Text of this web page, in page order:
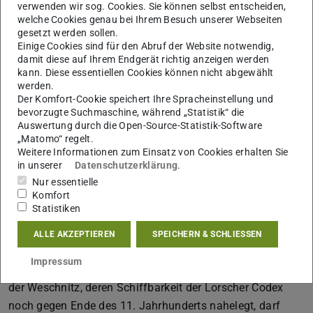
Dabei wurde das kanuartige Boot, dessen Rumpf aus
einem einzigen Baumstamm gefertigt wurde, wenige
hundert Meter südlich der Wattenheimer Brücke bei
Lorsch unterschiedlichen Tests unterzogen. Man prüfte
verschiedenste Aspekte, wie dessen Fahrstabilität, seiner
Navigierbarkeit durch verschiedene und kombinierte
Antriebsarten wie Staken und Paddeln sowie auch den
dazu notwendige Kraftaufwand unter Einbezug der
Ladungskapazität und der Strömungsgeschwindigkeit.
Ein Zentrum (früh-)mittelalterlicher Grundherrschaft, das
wie das Kloster Lorsch zahlreiche verstreute Besitzungen
im alten Reich hatte, benötigte eine entsprechend gute
Transportinfrastruktur. Die Rolle eines Wasserweges wie
der Weschnitz, deren Schiffbarkeit der Lorscher Codex
noch gegen Ende des 11. Jahrhunderts nahelegt, darf
verwenden wir sog. Cookies. Sie können selbst entscheiden,
welche Cookies genau bei Ihrem Besuch unserer Webseiten
gesetzt werden sollen.
Einige Cookies sind für den Abruf der Website notwendig,
damit diese auf Ihrem Endgerät richtig anzeigen werden
kann. Diese essentiellen Cookies können nicht abgewählt
werden.
Der Komfort-Cookie speichert Ihre Spracheinstellung und
bevorzugte Suchmaschine, während „Statistik“ die
Auswertung durch die Open-Source-Statistik-Software
„Matomo“ regelt.
Weitere Informationen zum Einsatz von Cookies erhalten Sie
in unserer
Datenschutzerklärung.
Nur essentielle
Komfort
Statistiken
ALLE AKZEPTIEREN SPEICHERN & SCHLIESSEN
Impressum